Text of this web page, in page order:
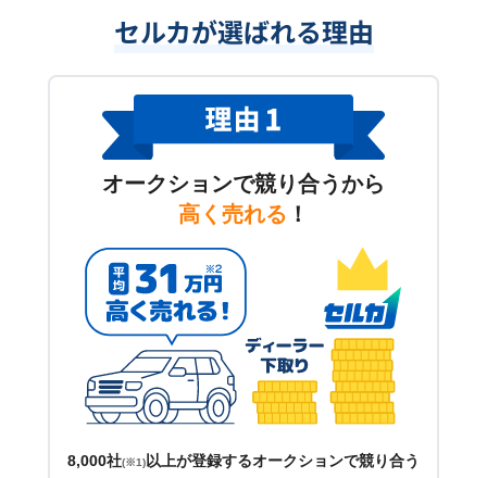
セルカが選ばれる理由
オークションで競り合うから
高く売れる ！
8,000社(※1) 以上が登録するオークションで競り合う